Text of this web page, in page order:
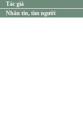
Tác giả
Nhắn tin, tìm người